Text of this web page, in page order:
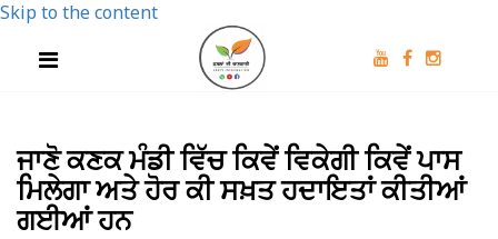
Skip to the content
ਜਾਣੋ ਕਣਕ ਮੰਡੀ ਵਿੱਚ ਕਿਵੇਂ ਵਿਕੇਗੀ ਕਿਵੇਂ ਪਾਸ
ਮਿਲੇਗਾ ਅਤੇ ਹੋਰ ਕੀ ਸਖ਼ਤ ਹਦਾਇਤਾਂ ਕੀਤੀਆਂ
ਗਈਆਂ ਹਨ